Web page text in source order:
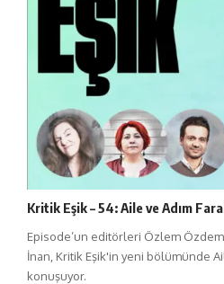
Kritik Eşik – 54: Aile ve Adım
Episode’un editörleri Özlem
İnan, Kritik Eşik'in yeni bölümünde
konuşuyor.